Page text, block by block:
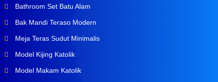
Bathroom Set Batu Alam
Bak Mandi Teraso Modern
Meja Teras Sudut Minimalis
Model Kijing Katolik
Model Makam Katolik